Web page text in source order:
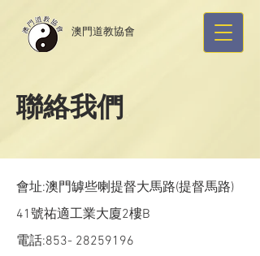
​澳門道教協會
​聯絡我們
會址:澳門罅些喇提督大馬路(提督馬路)
41號祐適工業大廈2樓B
電話:853- 28259196